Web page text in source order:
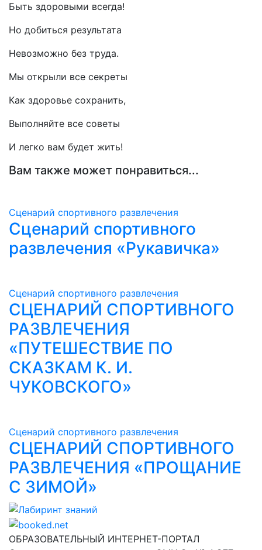
Быть здоровыми всегда!
Но добиться результата
Невозможно без труда.
Мы открыли все секреты
Как здоровье сохранить,
Выполняйте все советы
И легко вам будет жить!
Вам также может понравиться...
Сценарий спортивного развлечения
Сценарий спортивного
развлечения «Рукавичка»
Сценарий спортивного развлечения
СЦЕНАРИЙ СПОРТИВНОГО
РАЗВЛЕЧЕНИЯ
«ПУТЕШЕСТВИЕ ПО
СКАЗКАМ К. И.
ЧУКОВСКОГО»
Сценарий спортивного развлечения
СЦЕНАРИЙ СПОРТИВНОГО
РАЗВЛЕЧЕНИЯ «ПРОЩАНИЕ
С ЗИМОЙ»
Лабиринт знаний
ОБРАЗОВАТЕЛЬНЫЙ ИНТЕРНЕТ-ПОРТАЛ